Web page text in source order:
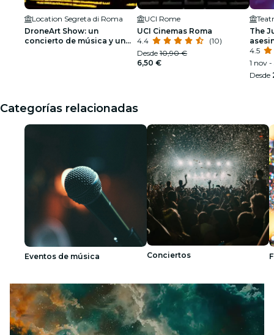
Location Segreta di Roma
DroneArt Show: un
concierto de música y un
UCI Rome
UCI Cinemas Roma
4.4
(10)
Desde 10,90 €
6,50 €
The
4.5
1 nov
Desde
Categorías relacionadas
Eventos de música Conciertos